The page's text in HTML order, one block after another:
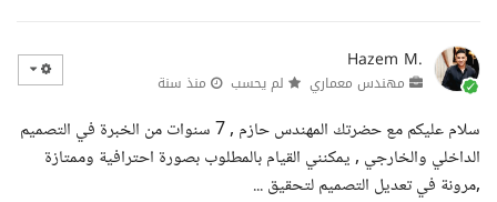
Hazem M.
مهندس معماري لم يحسب منذ سنة
سلام عليكم مع حضرتك المهندس حازم , 7 سنوات من الخبرة في التصميم
الداخلي والخارجي , يمكنني القيام بالمطلوب بصورة احترافية وممتازة
,مرونة في تعديل التصميم لتحقيق ...